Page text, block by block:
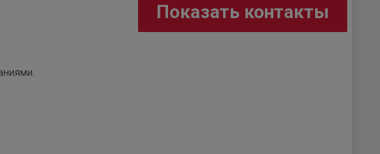
Показать контакты